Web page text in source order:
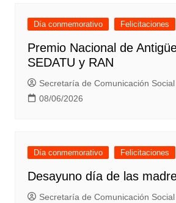
Día conmemorativo Felicitaciones
Premio Nacional de
SEDATU y RAN
Secretaría de Comunicación
08/06/2026
Día conmemorativo Felicitaciones
Desayuno día de las
Secretaría de Comunicación